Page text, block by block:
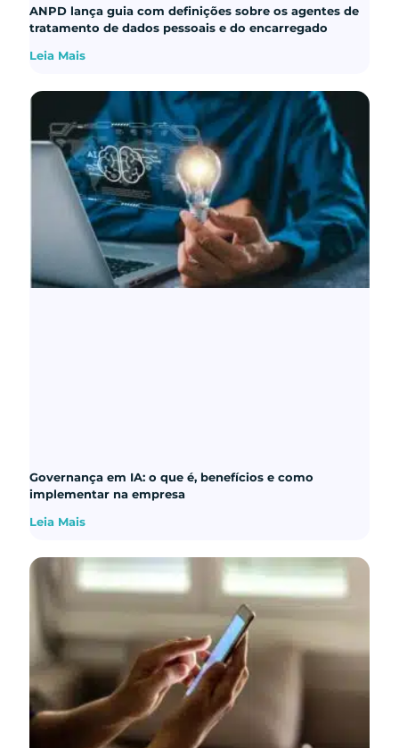
ANPD lança guia com definições sobre os agentes de
tratamento de dados pessoais e do encarregado
Leia Mais
Governança em IA: o que é, benefícios e como
implementar na empresa
Leia Mais